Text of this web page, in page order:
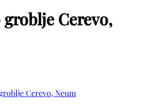
Cerevo,
Cerevo, Neum